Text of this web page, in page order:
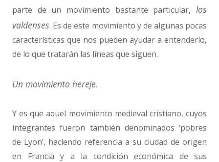
parte de un movimiento bastante particular, los
valdenses. Es de este movimiento y de algunas pocas
características que nos pueden ayudar a entenderlo,
de lo que tratarán las líneas que siguen.
Un movimiento hereje.
Y es que aquel movimiento medieval cristiano, cuyos
integrantes fueron también denominados ‘pobres
de Lyon’, haciendo referencia a su ciudad de origen
en Francia y a la condición económica de sus